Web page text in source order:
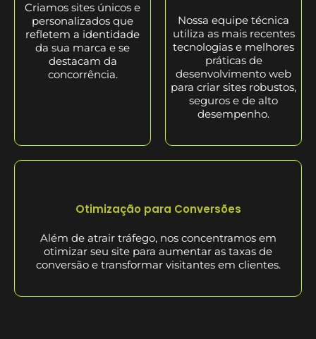
Criamos sites únicos e
personalizados que
refletem a identidade
da sua marca e se
destacam da
concorrência.
Nossa equipe técnica
utiliza as mais recentes
tecnologias e melhores
práticas de
desenvolvimento web
para criar sites robustos,
seguros e de alto
desempenho.
Otimização para Conversões
Além de atrair tráfego, nos concentramos em
otimizar seu site para aumentar as taxas de
conversão e transformar visitantes em clientes.